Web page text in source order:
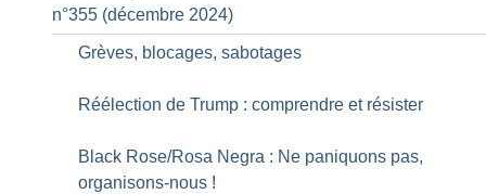
n°355 (décembre 2024)
Grèves, blocages, sabotages
Réélection de Trump : comprendre et résister
Black Rose/Rosa Negra : Ne paniquons pas,
organisons-nous !